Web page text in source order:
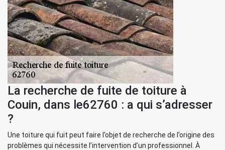
La recherche de fuite de toiture à
Couin, dans le62760 : a qui s’adresser
?
Une toiture qui fuit peut faire l’objet de recherche de l’origine des
problèmes qui nécessite l’intervention d’un professionnel. À